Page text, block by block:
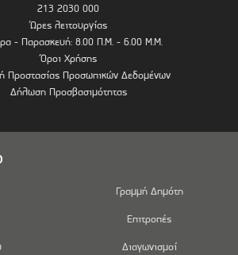
213 2030 000
Ώρες λειτουργίας
- Παρασκευή: 8.00 Π.Μ. - 6.00 Μ.Μ.
Όροι Χρήσης
Προστασίας Προσωπικών Δεδομένων
Δήλωση Προσβασιμότητας
Γραμμή Δημότη
Επιτροπές
Διαγωνισμοί